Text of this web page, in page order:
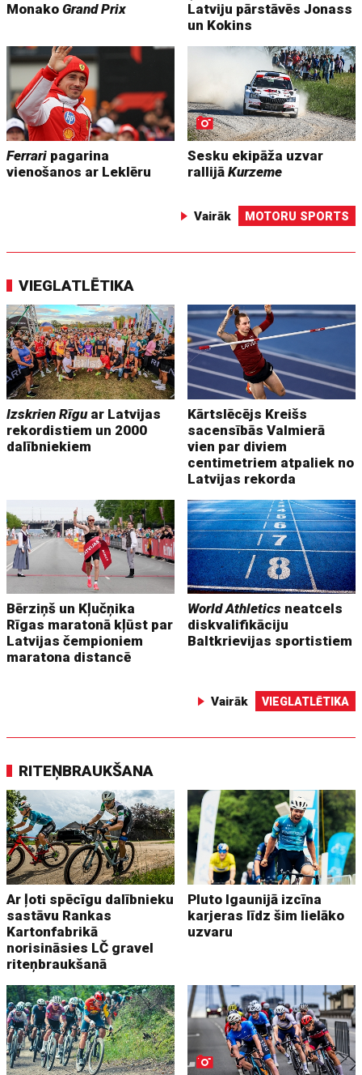
MonakoGrand Prix
Latviju pārstāvēs Jonass
un Kokins
Ferrari pagarina
vienošanos ar Leklēru
Sesku ekipāža uzvar
rallijāKurzeme
Vairāk MOTORU SPORTS
VIEGLATLĒTIKA
Izskrien Rīguar Latvijas
rekordistiem un 2000
dalībniekiem
Kārtslēcējs Kreišs
sacensībās Valmierā
vien par diviem
centimetriem atpaliek no
Latvijas rekorda
Bērziņš un Kļučņika
Rīgas maratonā kļūst par
Latvijas čempioniem
maratona distancē
World Athletics neatcels
diskvalifikāciju
Baltkrievijas sportistiem
Vairāk VIEGLATLĒTIKA
RITEŅBRAUKŠANA
Ar ļoti spēcīgu dalībnieku
sastāvu Rankas
Kartonfabrikā
norisināsies LČ gravel
riteņbraukšanā
Pluto Igaunijā izcīna
karjeras līdz šim lielāko
uzvaru